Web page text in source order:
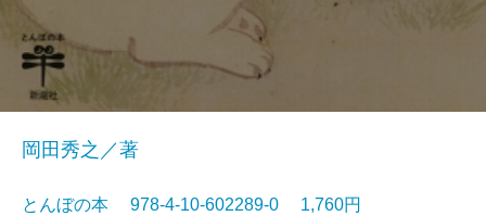
岡田秀之／著
とんぼの本 978-4-10-602289-0 1,760円